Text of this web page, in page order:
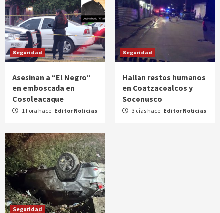
Seguridad
Asesinan a “El Negro”
en emboscada en
Cosoleacaque
1 hora hace Editor Noticias
Seguridad
Hallan restos humanos
en Coatzacoalcos y
Soconusco
3 días hace Editor Noticias
Seguridad